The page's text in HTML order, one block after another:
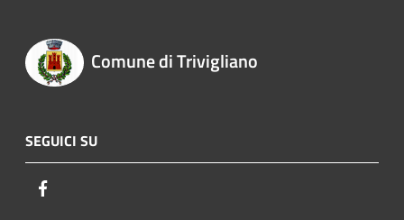
Comune di Trivigliano
SEGUICI SU